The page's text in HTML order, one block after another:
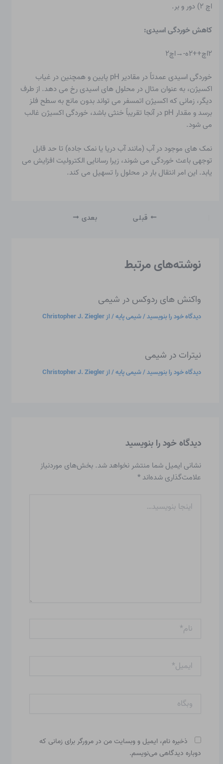
اچ ۲) دور و بر.
کاهش خوردگی اسیدی:
۲اچ++۲ه-→اچ۲
خوردگی اسیدی عمدتاً در مقادیر pH پایین و همچنین در غیاب
اکسیژن، به عنوان مثال در محلول های اسیدی رخ می دهد. از طرف
دیگر، زمانی که اکسیژن اتمسفر می تواند بدون مانع به سطح فلز
برسد و مقدار pH در آنجا تقریباً خنثی باشد، خوردگی اکسیژن غالب
می شود.
نمک های موجود در آب (مانند آب دریا یا نمک جاده) تا حد قابل
توجهی باعث خوردگی می شوند، زیرا رسانایی الکترولیت افزایش می
یابد. این امر انتقال بار در محلول را تسهیل می کند.
قبلی بعدی
نوشته‌های مرتبط
واکنش های ردوکس در شیمی
دیدگاه‌ خود را بنویسید/شیمی پایه/ از Christopher J. Ziegler
نیترات در شیمی
دیدگاه‌ خود را بنویسید/شیمی پایه/ از Christopher J. Ziegler
دیدگاه‌ خود را بنویسید
نشانی ایمیل شما منتشر نخواهد شد. بخش‌های موردنیاز
علامت‌گذاری شده‌اند*
بنویسید…
ایمیل*
ذخیره نام، ایمیل و وبسایت من در مرورگر برای زمانی که
دوباره دیدگاهی می‌نویسم.